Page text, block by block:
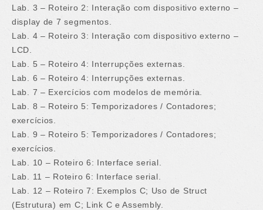
Lab. 3 – Roteiro 2: Interação com dispositivo externo –
display de 7 segmentos.
Lab. 4 – Roteiro 3: Interação com dispositivo externo –
LCD.
Lab. 5 – Roteiro 4: Interrupções externas.
Lab. 6 – Roteiro 4: Interrupções externas.
Lab. 7 – Exercícios com modelos de memória.
Lab. 8 – Roteiro 5: Temporizadores / Contadores;
exercícios.
Lab. 9 – Roteiro 5: Temporizadores / Contadores;
exercícios.
Lab. 10 – Roteiro 6: Interface serial.
Lab. 11 – Roteiro 6: Interface serial.
Lab. 12 – Roteiro 7: Exemplos C; Uso de Struct
(Estrutura) em C; Link C e Assembly.